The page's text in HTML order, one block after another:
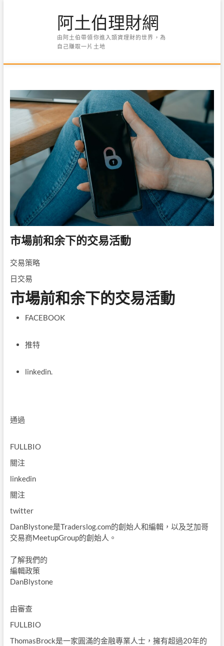
阿土伯理財網
由阿土伯帶領你進入頭資理財的世界，為
自己賺取一片土地
市場前和余下的交易活動
交易策略
日交易
市場前和余下的交易活動
FACEBOOK
推特
linkedin.
通過
FULLBIO
關注
linkedin
關注
twitter
DanBlystone是Traderslog.com的創始人和編輯，以及芝加哥
交易商MeetupGroup的創始人。
了解我們的
編輯政策
DanBlystone
由審查
FULLBIO
ThomasBrock是一家圓滿的金融專業人士，擁有超過20年的